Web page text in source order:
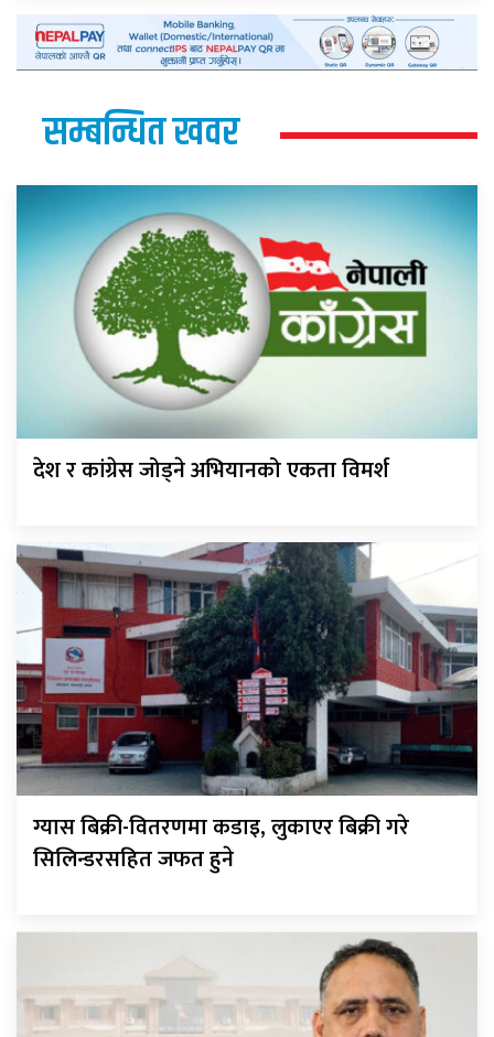
सम्बन्धित खवर
देश र कांग्रेस जोड्ने अभियानको एकता विमर्श
ग्यास बिक्री-वितरणमा कडाइ, लुकाएर बिक्री गरे
सिलिन्डरसहित जफत हुने